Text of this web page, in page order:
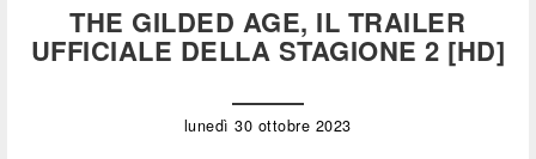
THE GILDED AGE, IL TRAILER
UFFICIALE DELLA STAGIONE 2 [HD]
lunedì 30 ottobre 2023